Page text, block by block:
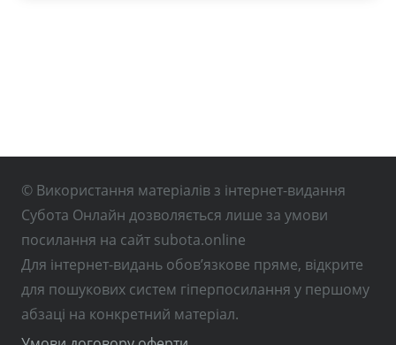
© Використання матеріалів з інтернет-видання
Субота Онлайн дозволяється лише за умови
посилання на сайт subota.online
Для інтернет-видань обов’язкове пряме, відкрите
для пошукових систем гіперпосилання у першому
абзаці на конкретний матеріал.